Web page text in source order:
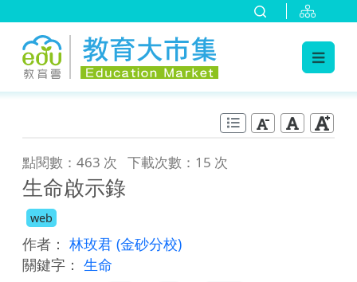
點閱數：463 次 下載次數：15 次
生命啟示錄
web
作者： 林玫君 (金砂分校)
關鍵字： 生命